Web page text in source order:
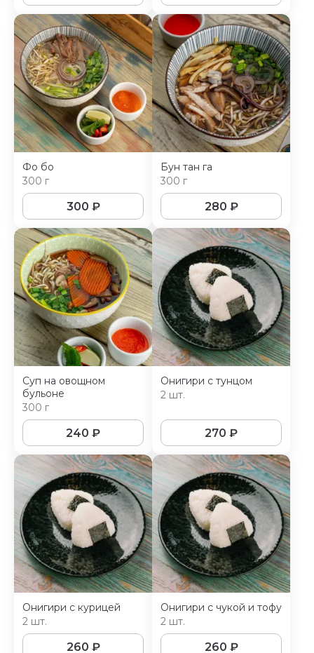
Фо бо
300 г
300 ₽
Бун тан га
300 г
280 ₽
Суп на овощном
бульоне
300 г
240 ₽
Онигири с тунцом
2 шт.
270 ₽
Онигири с курицей
2 шт.
260 ₽
Онигири с чукой и тофу
2 шт.
260 ₽